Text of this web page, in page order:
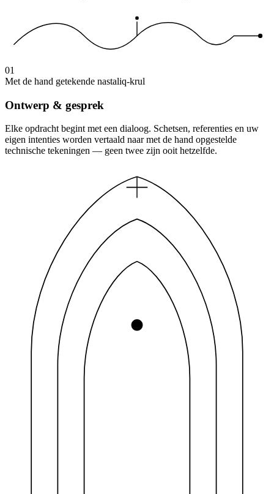
01
Met de hand getekende nastaliq-krul
Ontwerp & gesprek
Elke opdracht begint met een dialoog. Schetsen, referenties en uw
eigen intenties worden vertaald naar met de hand opgestelde
technische tekeningen — geen twee zijn ooit hetzelfde.